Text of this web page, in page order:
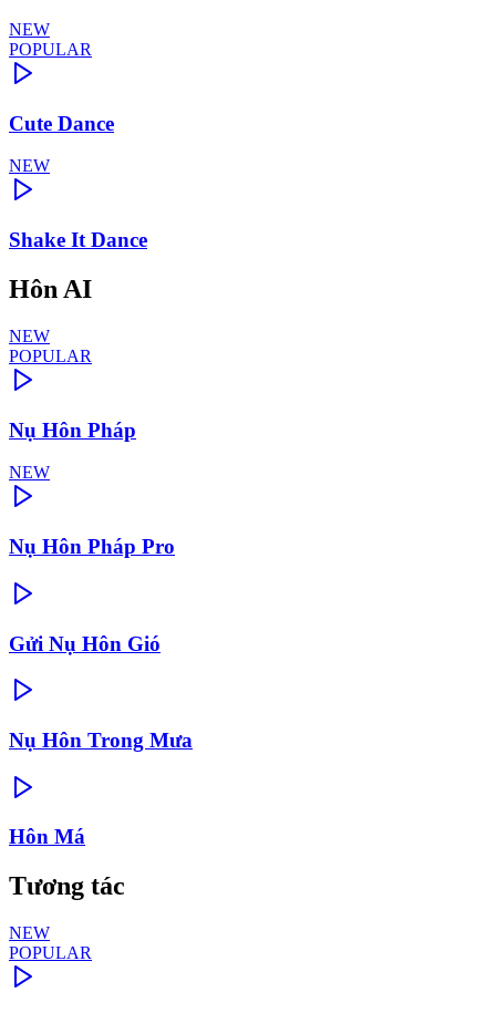
NEW
POPULAR
Cute Dance
NEW
Shake It Dance
Hôn AI
NEW
POPULAR
Nụ Hôn Pháp
NEW
Nụ Hôn Pháp Pro
Gửi Nụ Hôn Gió
Nụ Hôn Trong Mưa
Hôn Má
Tương tác
NEW
POPULAR